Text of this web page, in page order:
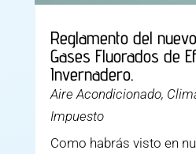
Reglamento del
Gases Fluorados de
Invernadero.
Aire Acondicionado,
Impuesto
Como habrás visto en